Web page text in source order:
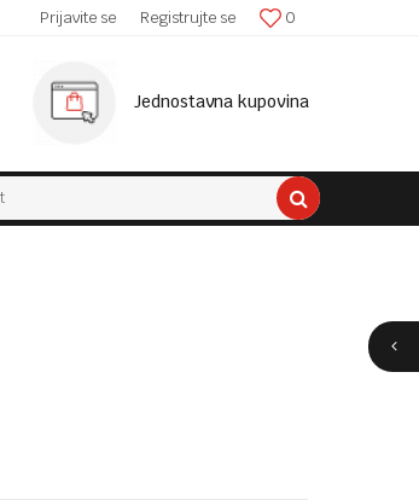
ISPORUKA! 0
Prijavite se Registrujte se
Jednostavna kupovina